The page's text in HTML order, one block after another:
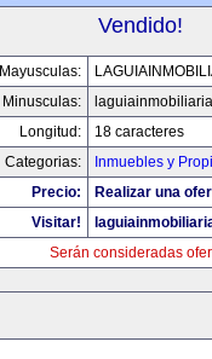
Vendido!
Mayusculas:
Minusculas:
Longitud:
18 caracteres
Categorias:
Inmuebles y
Precio:
Realizar una
Visitar!
Serán consideradas